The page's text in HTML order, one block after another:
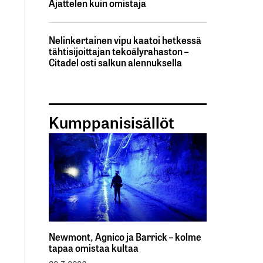
Ajattelen kuin omistaja
Nelinkertainen vipu kaatoi hetkessä
tähtisijoittajan tekoälyrahaston –
Citadel osti salkun alennuksella
Kumppanisisällöt
Newmont, Agnico ja Barrick – kolme
tapaa omistaa kultaa